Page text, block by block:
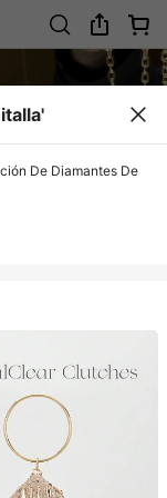
De Diamantes De